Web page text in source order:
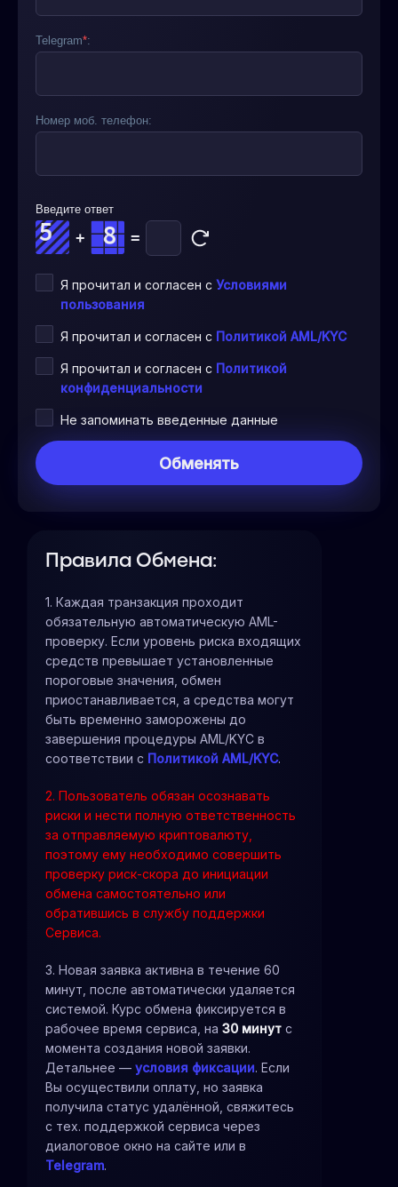
Telegram*:
Номер моб. телефон:
Введите ответ
+ =
Я прочитал и согласен с Условиями
пользования
Я прочитал и согласен с Политикой AML/KYC
Я прочитал и согласен с Политикой
конфиденциальности
Не запоминать введенные данные
Правила Обмена:
1. Каждая транзакция проходит
обязательную автоматическую AML-
проверку. Если уровень риска входящих
средств превышает установленные
пороговые значения, обмен
приостанавливается, а средства могут
быть временно заморожены до
завершения процедуры AML/KYC в
соответствии с Политикой AML/KYC.
2. Пользователь обязан осознавать
риски и нести полную ответственность
за отправляемую криптовалюту,
поэтому ему необходимо совершить
проверку риск-скора до инициации
обмена самостоятельно или
обратившись в службу поддержки
Сервиса.
3. Новая заявка активна в течение 60
минут, после автоматически удаляется
системой. Курс обмена фиксируется в
рабочее время сервиса, на 30 минут с
момента создания новой заявки.
Детальнее — условия фиксации. Если
Вы осуществили оплату, но заявка
получила статус удалённой, свяжитесь
с тех. поддержкой сервиса через
диалоговое окно на сайте или в
Telegram.